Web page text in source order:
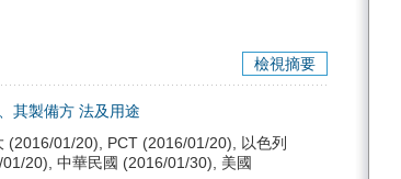
檢視摘要
其製備方 法及用途
01/20), PCT (2016/01/20), 以色列
20), 中華民國 (2016/01/30), 美國